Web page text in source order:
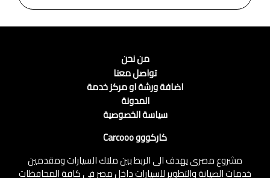
من نحن
تواصل معنا
اضافة ورشة او مركز خدمة
المدونة
سياسة الخصوصية
كاركووو Carcooo
مشروع مصرى يهدف الى الربط بين ملاك السيارات ومقدمين
خدمات الصيانة والتطوير للسيارات داخل مصر فى كافة المحافظات